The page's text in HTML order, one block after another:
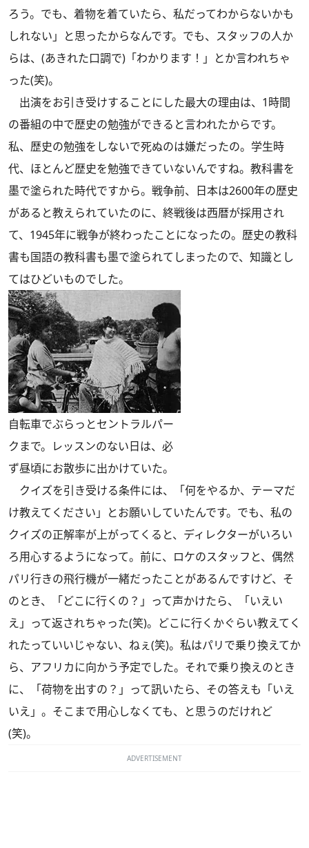
ろう。でも、着物を着ていたら、私だってわからないかも
しれない」と思ったからなんです。でも、スタッフの人か
らは、(あきれた口調で)「わかります！」とか言われちゃ
った(笑)。
出演をお引き受けすることにした最大の理由は、1時間
の番組の中で歴史の勉強ができると言われたからです。
私、歴史の勉強をしないで死ぬのは嫌だったの。学生時
代、ほとんど歴史を勉強できていないんですね。教科書を
墨で塗られた時代ですから。戦争前、日本は2600年の歴史
があると教えられていたのに、終戦後は西暦が採用され
て、1945年に戦争が終わったことになったの。歴史の教科
書も国語の教科書も墨で塗られてしまったので、知識とし
てはひどいものでした。
自転車でぶらっとセントラルパー
クまで。レッスンのない日は、必
ず昼頃にお散歩に出かけていた。
クイズを引き受ける条件には、「何をやるか、テーマだ
け教えてください」とお願いしていたんです。でも、私の
クイズの正解率が上がってくると、ディレクターがいろい
ろ用心するようになって。前に、ロケのスタッフと、偶然
パリ行きの飛行機が一緒だったことがあるんですけど、そ
のとき、「どこに行くの？」って声かけたら、「いえい
え」って返されちゃった(笑)。どこに行くかぐらい教えてく
れたっていいじゃない、ねぇ(笑)。私はパリで乗り換えてか
ら、アフリカに向かう予定でした。それで乗り換えのとき
に、「荷物を出すの？」って訊いたら、その答えも「いえ
いえ」。そこまで用心しなくても、と思うのだけれど
(笑)。
ADVERTISEMENT